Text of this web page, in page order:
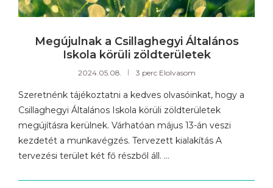
Megújulnak a Csillaghegyi Általános
Iskola körüli zöldterületek
2024.05.08. 3 perc Elolvasom
Szeretnénk tájékoztatni a kedves olvasóinkat, hogy a
Csillaghegyi Általános Iskola körüli zöldterületek
megújításra kerülnek. Várhatóan május 13-án veszi
kezdetét a munkavégzés. Tervezett kialakítás A
tervezési terület két fő részből áll. …